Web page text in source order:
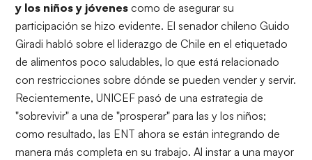
y los niños y jóvenes como de asegurar su
participación se hizo evidente. El senador chileno Guido
Giradi habló sobre el liderazgo de Chile en el etiquetado
de alimentos poco saludables, lo que está relacionado
con restricciones sobre dónde se pueden vender y servir.
Recientemente, UNICEF pasó de una estrategia de
"sobrevivir" a una de "prosperar" para las y los niños;
como resultado, las ENT ahora se están integrando de
manera más completa en su trabajo. Al instar a una mayor